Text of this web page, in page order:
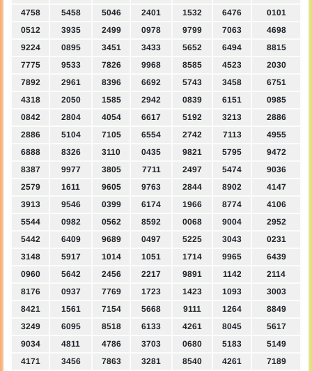
4758
5458 5046 2401 1532 6476
0101
0512
3935 2499 0978 9799 7063
4698
9224
0895 3451 3433 5652 6494
8815
7775
9533 7826 9968 8585 4523
2030
7892
2961 8396 6692 5743 3458
6751
4318
2050 1585 2942 0839 6151
0985
0842
2804 4054 6617 5192 3213
2886
2886
5104 7105 6554 2742 7113
4955
6888
8326 3110 0435 9821 5795
9472
8387
9977 3805 7711 2497 5474
9036
2579
1611 9605 9763 2844 8902
4147
3913
9546 0399 6174 1966 8774
4106
5544
0982 0562 8592 0068 9004
2952
5442
6409 9689 0497 5225 3043
0231
3148
5917 1014 1051 1714 9965
6439
0960
5642 2456 2217 9891 1142
2114
8176
0937 7769 1723 1423 1093
3003
8421
1561 7154 5668 9111 1264
8849
3249
6095 8518 6133 4261 8045
5617
9034
4811 4786 3703 0680 5183
5149
4171
3456 7863 3281 8540 4261
7189